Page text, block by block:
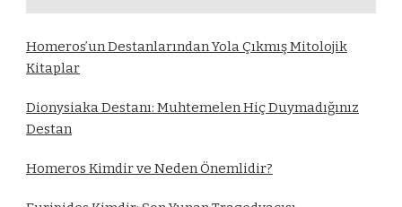
Homeros’un Destanlarından Yola Çıkmış Mitolojik
Kitaplar
Dionysiaka Destanı: Muhtemelen Hiç Duymadığınız
Destan
Homeros Kimdir ve Neden Önemlidir?